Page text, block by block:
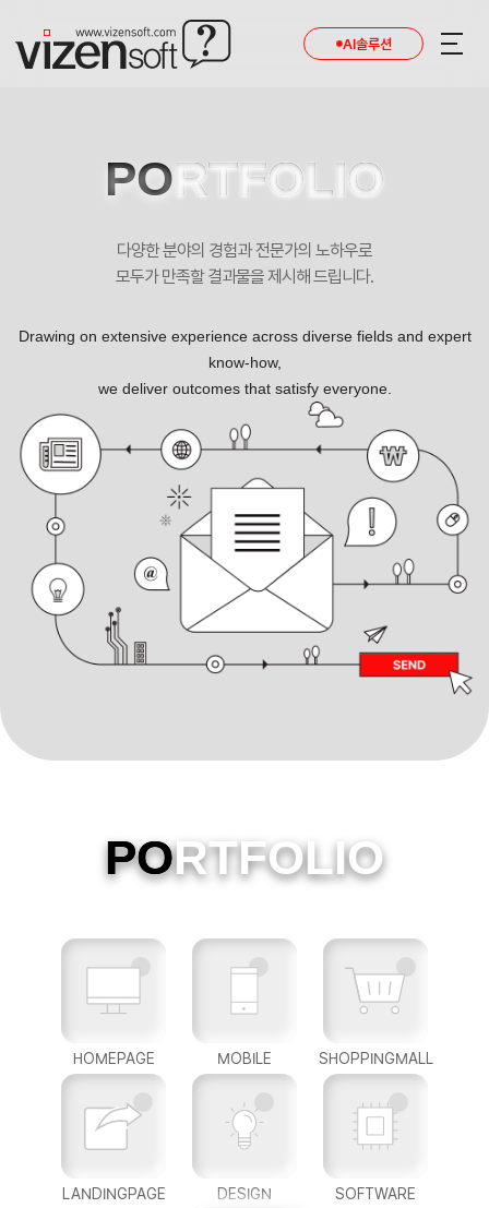
AI솔루션
PORTFOLIO
다양한 분야의 경험과 전문가의 노하우로
모두가 만족할 결과물을 제시해 드립니다.
Drawing on extensive experience across diverse fields and expert
know-how,
we deliver outcomes that satisfy everyone.
PORTFOLIO
HOMEPAGE MOBILE SHOPPINGMALL
LANDINGPAGE DESIGN SOFTWARE